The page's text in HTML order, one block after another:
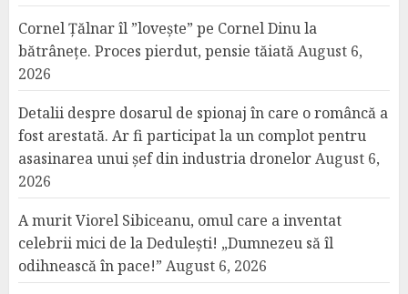
Cornel Țălnar îl ”lovește” pe Cornel Dinu la
bătrânețe. Proces pierdut, pensie tăiatăAugust 6,
2026
Detalii despre dosarul de spionaj în care o româncă a
fost arestată. Ar fi participat la un complot pentru
asasinarea unui șef din industria dronelorAugust 6,
2026
A murit Viorel Sibiceanu, omul care a inventat
celebrii mici de la Dedulești! „Dumnezeu să îl
odihnească în pace!” August 6, 2026